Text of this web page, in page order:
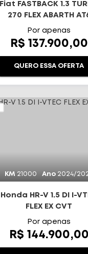
Fiat FASTBACK 1.3
270 FLEX ABARTH
Por apenas
R$ 137.900,00
QUERO ESSA OFERTA
KM 21000 Ano 2024/
Honda HR-V 1.5 DI I-
FLEX EX CVT
Por apenas
R$ 144.900,00